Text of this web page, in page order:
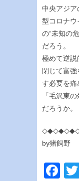
中央アジア
型コロナウ
の“未知の
だろう。
極めて逆説
閉じて富強
す必要を痛
「毛沢東
だろうか。
by猪飼野